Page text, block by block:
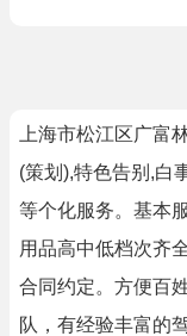
上海市松江区广富
(策划),特色告别,白
等个化服务。基本
用品高中低档次齐
合同约定。方便百
队，有经验丰富的